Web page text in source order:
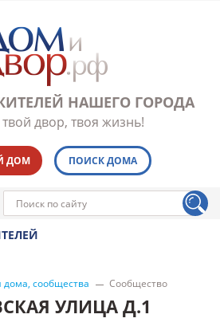
НАШЕГО ГОРОДА
двор, твоя жизнь!
ДОМ ПОИСК ДОМА
сообщества Сообщество
УЛИЦА Д.1